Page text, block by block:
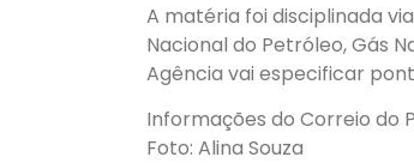
A matéria foi disciplinada
Nacional do Petróleo, Gás
Agência vai especificar
Informações do Correio do
Foto: Alina Souza